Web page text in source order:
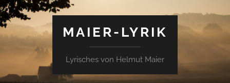
MAIER-LYRIK
Lyrisches von Helmut Maier